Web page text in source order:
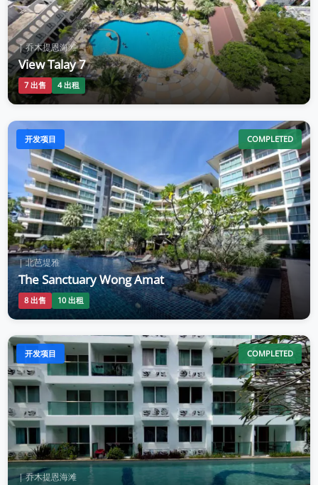
| 乔木提恩海滩
View Talay 7
7 出售 4 出租
开发项目 COMPLETED
| 北芭堤雅
The Sanctuary Wong Amat
8 出售 10 出租
开发项目 COMPLETED
| 乔木提恩海滩